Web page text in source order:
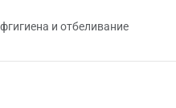
и отбеливание